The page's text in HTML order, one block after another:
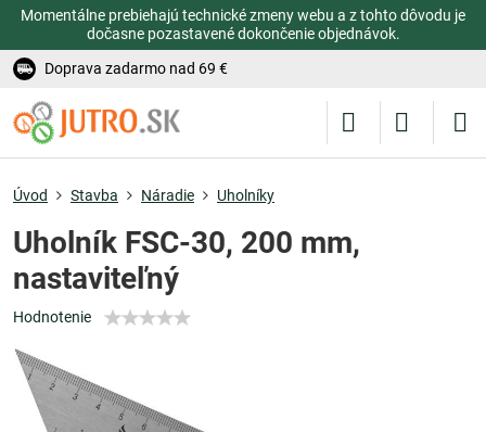
Momentálne prebiehajú technické zmeny webu a z tohto dôvodu je
dočasne pozastavené dokončenie objednávok.
Doprava zadarmo nad 69 €
Úvod Stavba Náradie Uholníky
Uholník FSC-30, 200 mm,
nastaviteľný
Hodnotenie